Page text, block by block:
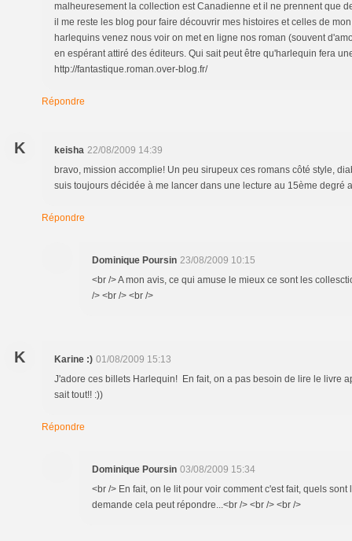
malheuresement la collection est Canadienne et il ne prennent que
il me reste les blog pour faire découvrir mes histoires et celles de
harlequins venez nous voir on met en ligne nos roman (souvent
en espérant attiré des éditeurs. Qui sait peut être qu'harlequin fera
http://fantastique.roman.over-blog.fr/
Répondre
K keisha 22/08/2009 14:39
bravo, mission accomplie! Un peu sirupeux ces romans côté style,
suis toujours décidée à me lancer dans une lecture au 15ème degré
Répondre
Dominique Poursin 23/08/2009 10:15
<br /> A mon avis, ce qui amuse le mieux ce sont les
/> <br /> <br />
K Karine :) 01/08/2009 15:13
J'adore ces billets Harlequin! En fait, on a pas besoin de lire le livre
sait tout!! :))
Répondre
Dominique Poursin 03/08/2009 15:34
<br /> En fait, on le lit pour voir comment c'est fait, quels
demande cela peut répondre...<br /> <br /> <br />